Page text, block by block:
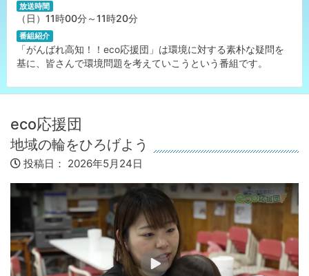
放送時間
（日）11時00分～11時20分
番組紹介
「がんばれ高知！！eco応援団」は環境に対する素朴な疑問を
基に、皆さんで環境問題を考えていこうという番組です。
eco応援団
地域の輪をひろげよう
投稿日： 2026年5月24日